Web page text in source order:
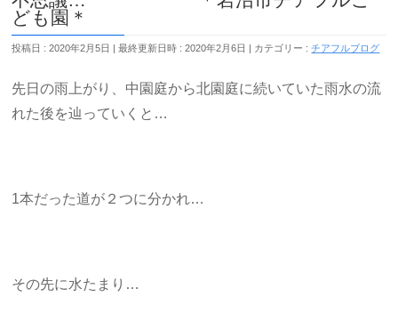
ども園＊
投稿日 : 2020年2月5日 最終更新日時 : 2020年2月6日 カテゴリー :チアフルブログ
先日の雨上がり、中園庭から北園庭に続いていた雨水の流
れた後を辿っていくと…
1本だった道が２つに分かれ…
その先に水たまり…